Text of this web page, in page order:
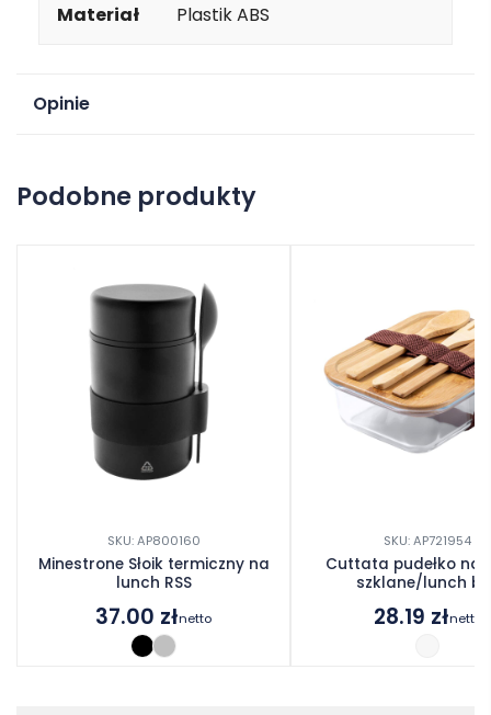
Materiał Plastik ABS
Opinie
Podobne produkty
SKU: AP800160
Minestrone Słoik termiczny na
lunch RSS
37.00 złnetto
SKU: AP721954
Cuttata pudełko na
szklane/lunch
28.19 złnetto